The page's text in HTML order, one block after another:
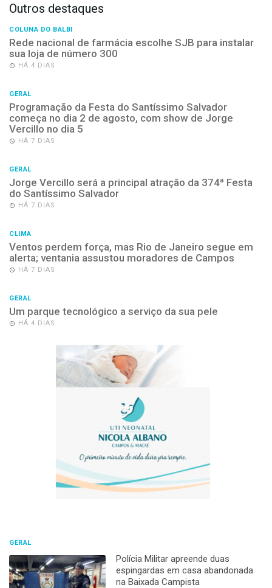
Outros destaques
COLUNA DO BALBI
Rede nacional de farmácia escolhe SJB para instalar
sua loja de número 300
HÁ 4 DIAS
GERAL
Programação da Festa do Santíssimo Salvador
começa no dia 2 de agosto, com show de Jorge
Vercillo no dia 5
HÁ 7 DIAS
GERAL
Jorge Vercillo será a principal atração da 374ª Festa
do Santíssimo Salvador
HÁ 7 DIAS
CLIMA
Ventos perdem força, mas Rio de Janeiro segue em
alerta; ventania assustou moradores de Campos
HÁ 7 DIAS
GERAL
Um parque tecnológico a serviço da sua pele
HÁ 4 DIAS
GERAL
Polícia Militar apreende duas
espingardas em casa abandonada
na Baixada Campista